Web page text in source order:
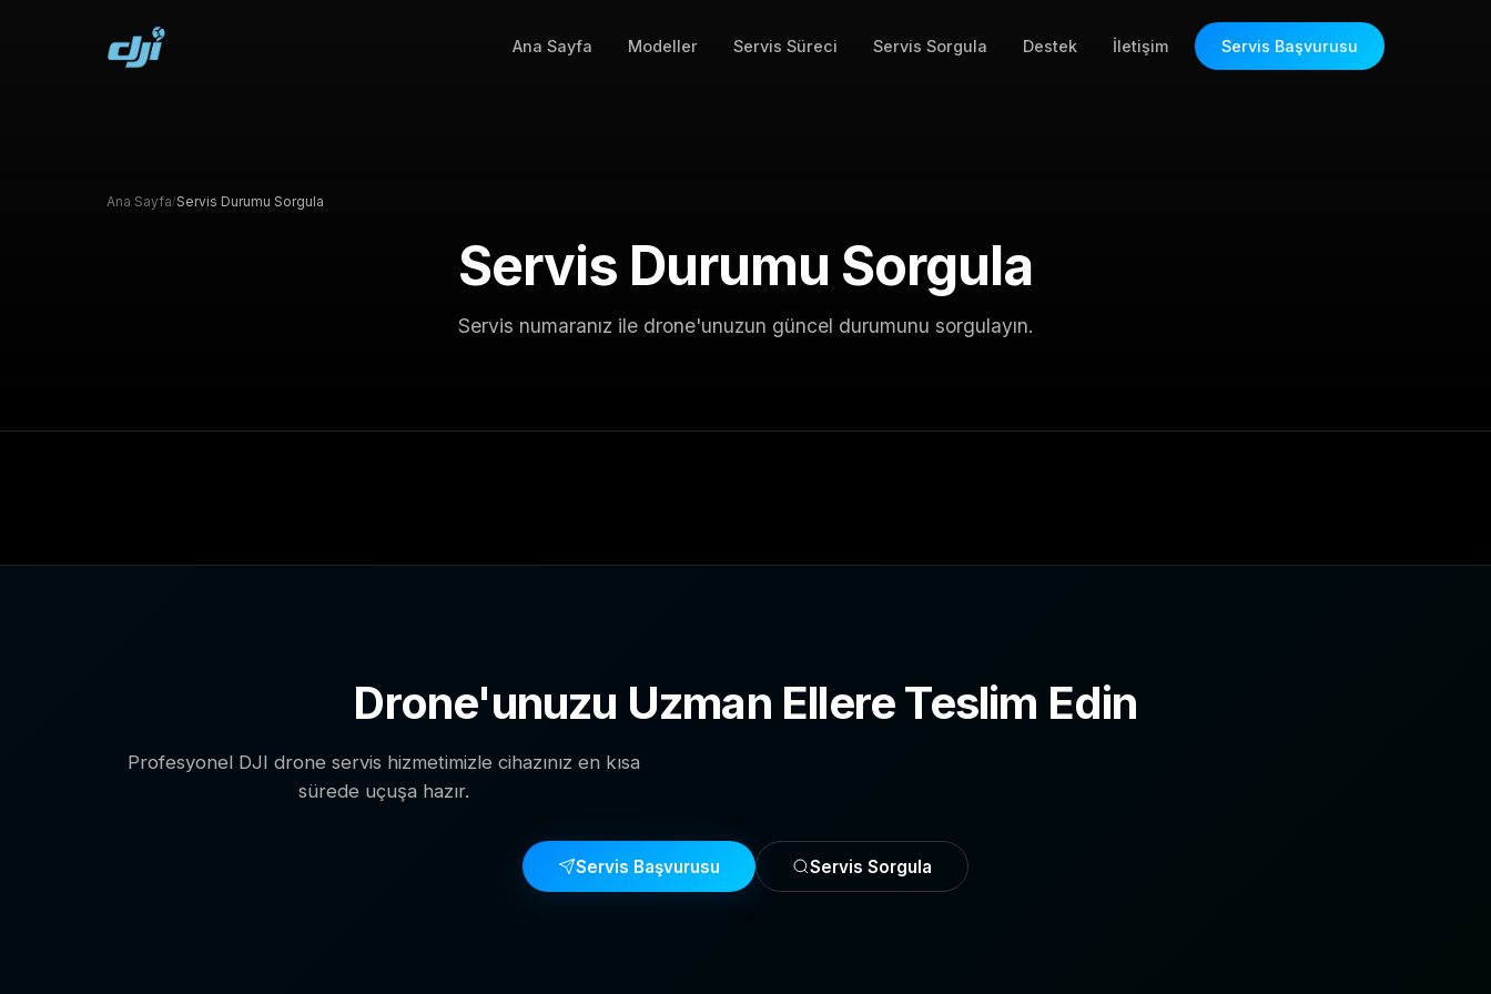
Ana Sayfa Modeller Servis Süreci Servis Sorgula Destek İletişim Servis Başvurusu
Ana Sayfa/Servis Durumu Sorgula
Servis Durumu Sorgula
Servis numaranız ile drone'unuzun güncel durumunu sorgulayın.
Drone'unuzu Uzman Ellere Teslim Edin
Profesyonel DJI drone servis hizmetimizle cihazınız en kısa
sürede uçuşa hazır.
Servis Başvurusu Servis Sorgula